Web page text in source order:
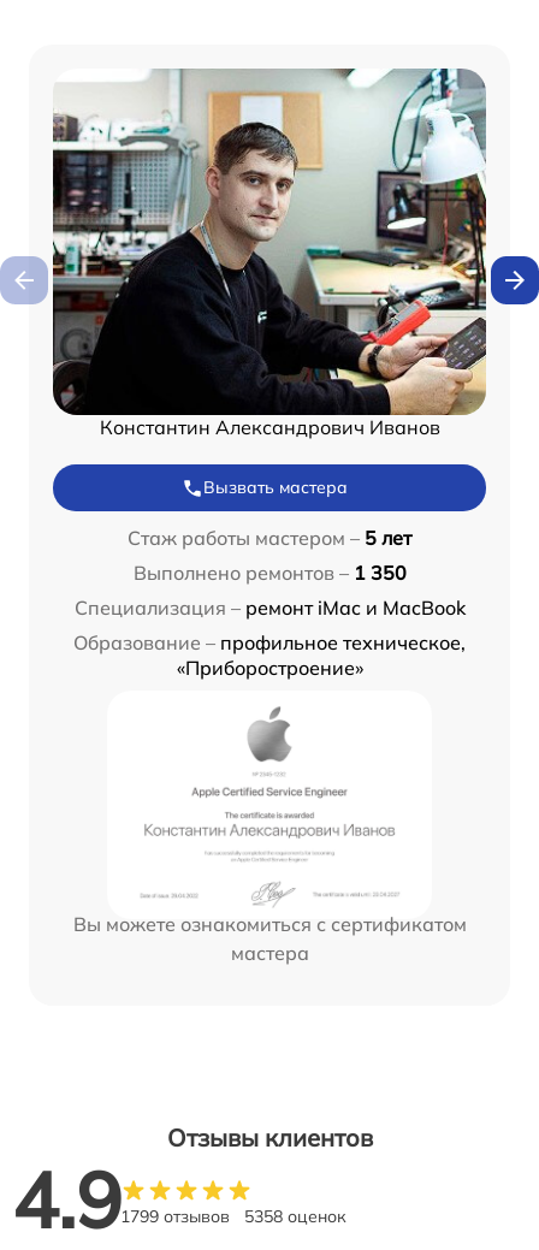
Константин Александрович Иванов
Вызвать мастера
Стаж работы мастером – 5 лет
Выполнено ремонтов – 1 350
Специализация – ремонт iMac и MacBook
Образование – профильное техническое,
«Приборостроение»
Вы можете ознакомиться с сертификатом
мастера
Отзывы клиентов
4.91799 отзывов 5358 оценок